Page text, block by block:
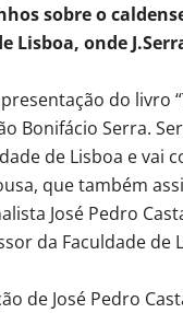
sobre o
Lisboa, onde
do livro
Bonifácio Serra.
de Lisboa e vai
que também
José Pedro
da Faculdade de
de José Pedro